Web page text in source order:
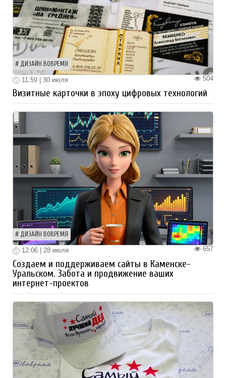
ДИЗАЙН ВОВРЕМЯ
504
11:59 | 30 июля
Визитные карточки в эпоху цифровых технологий
ДИЗАЙН ВОВРЕМЯ
657
12:06 | 28 июля
Создаем и поддерживаем сайты в Каменске-
Уральском. Забота и продвижение ваших
интернет-проектов